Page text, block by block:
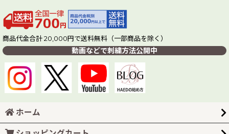
商品代金合計 20,000円で送料無料（一部商品を除く）
動画などで刺繍方法公開中
ホーム